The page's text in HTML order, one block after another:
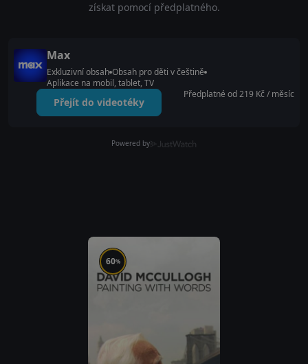
získat pomocí předplatného.
Max
Exkluzivní obsah Obsah pro děti v češtině
Aplikace na mobil, tablet, TV
Přejít do videotéky
Předplatné od 219 Kč / měsíc
Powered by
60%